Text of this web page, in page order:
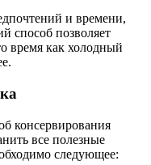
и времени,
способ позволяет
время как холодный
консервирования
все полезные
следующее: